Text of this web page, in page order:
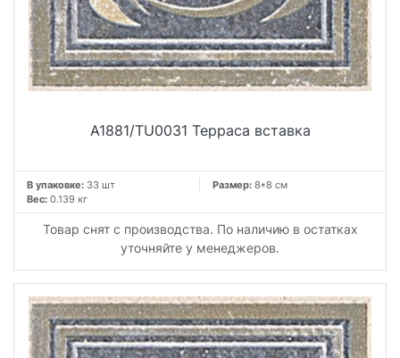
A1881/TU0031 Терраса вставка
В упаковке: 33 шт Размер: 8*8 см
Вес: 0.139 кг
Товар снят с производства. По наличию в остатках
уточняйте у менеджеров.